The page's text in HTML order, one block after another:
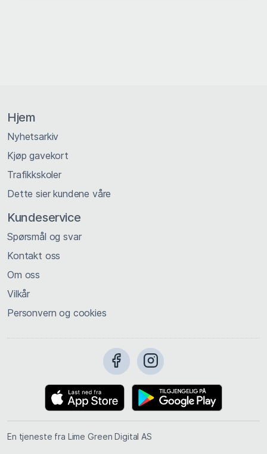
Hjem
Nyhetsarkiv
Kjøp gavekort
Trafikkskoler
Dette sier kundene våre
Kundeservice
Spørsmål og svar
Kontakt oss
Om oss
Vilkår
Personvern og cookies
En tjeneste fra Lime Green Digital AS